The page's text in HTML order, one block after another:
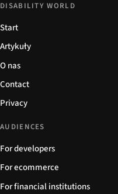
DISABILITY WORLD
Start
Artykuły
O nas
Contact
Privacy
AUDIENCES
For developers
For ecommerce
For financial institutions